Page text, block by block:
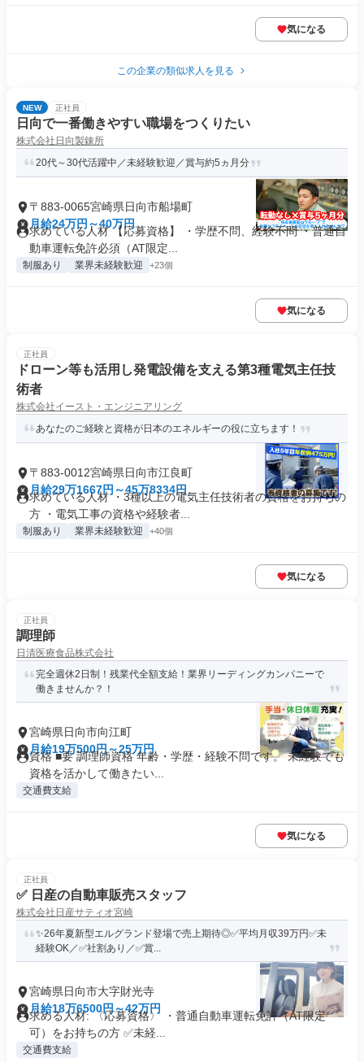
気になる
この企業の類似求人を見る
NEW 正社員
日向で一番働きやすい職場をつくりたい
株式会社日向製錬所
20代～30代活躍中／未経験歓迎／賞与約5ヵ月分
〒883-0065宮崎県日向市船場町
月給24万円～40万円
求めている人材 【応募資格】 ・学歴不問、経験不問 ・普通自
動車運転免許必須（AT限定...
制服あり 業界未経験歓迎 +23個
気になる
正社員
ドローン等も活用し発電設備を支える第3種電気主任技
術者
株式会社イースト・エンジニアリング
あなたのご経験と資格が日本のエネルギーの役に立ちます！
〒883-0012宮崎県日向市江良町
月給29万1667円～45万8334円
求めている人材 ・3種以上の電気主任技術者の資格をお持ちの
方 ・電気工事の資格や経験者...
制服あり 業界未経験歓迎 +40個
気になる
正社員
調理師
日清医療食品株式会社
完全週休2日制！残業代全額支給！業界リーディングカンパニーで
働きませんか？！
宮崎県日向市向江町
月給19万500円～25万円
資格 ■要 調理師資格 年齢・学歴・経験不問です。 未経験でも
資格を活かして働きたい...
交通費支給
気になる
正社員
✅ 日産の自動車販売スタッフ
株式会社日産サティオ宮崎
✨26年夏新型エルグランド登場で売上期待◎✅平均月収39万円✅未
経験OK／✅社割あり／✅賞...
宮崎県日向市大字財光寺
月給18万6500円～42万円
求める人材: 〈応募資格〉 ・普通自動車運転免許（AT限定
可）をお持ちの方 ✅️未経...
交通費支給